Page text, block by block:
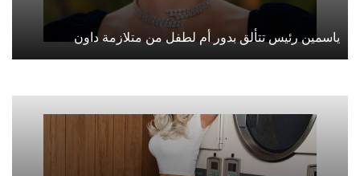
ياسمين رئيس تتألق بدور أم لطفل من متلازمة داون